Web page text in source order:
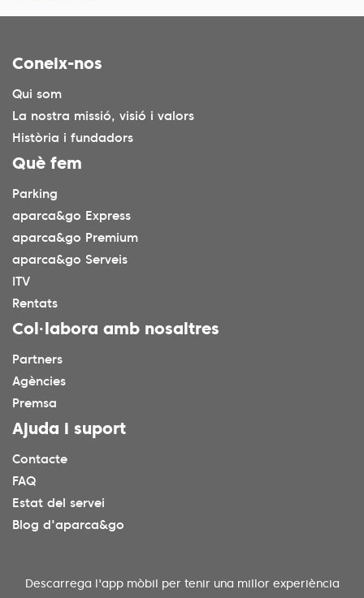
Coneix-nos
Qui som
La nostra missió, visió i valors
Història i fundadors
Què fem
Parking
aparca&go Express
aparca&go Premium
aparca&go Serveis
ITV
Rentats
Col·labora amb nosaltres
Partners
Agències
Premsa
Ajuda i suport
Contacte
FAQ
Estat del servei
Blog d'aparca&go
Descarrega l'app mòbil per tenir una millor experiència